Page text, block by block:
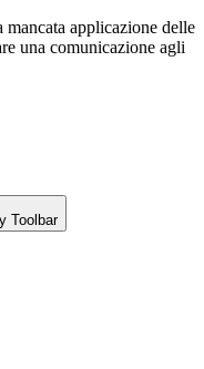
applicazione delle
una comunicazione agli
Toolbar